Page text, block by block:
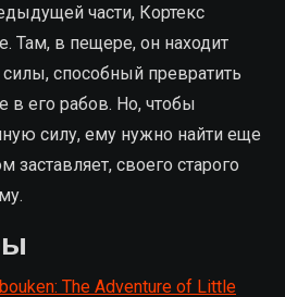
части, Кортекс
Там, в пещере, он находит
способный превратить
в его рабов. Но, чтобы
силу, ему нужно найти еще
заставляет, своего старого